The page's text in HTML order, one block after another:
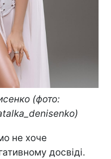
(фото:
не хоче
досвіді.